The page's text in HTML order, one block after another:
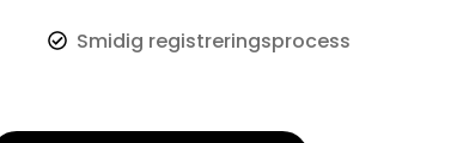
Smidig registreringsprocess